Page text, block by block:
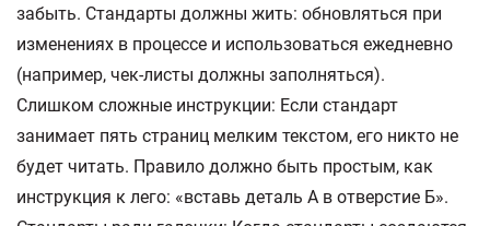
забыть. Стандарты должны жить: обновляться при
изменениях в процессе и использоваться ежедневно
(например, чек-листы должны заполняться).
Слишком сложные инструкции: Если стандарт
занимает пять страниц мелким текстом, его никто не
будет читать. Правило должно быть простым, как
инструкция к лего: «вставь деталь А в отверстие Б».